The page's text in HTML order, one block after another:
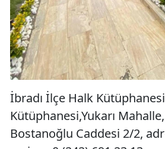
İbradı İlçe Halk
Kütüphanesi,Yukarı
Bostanoğlu Caddesi 2/2,